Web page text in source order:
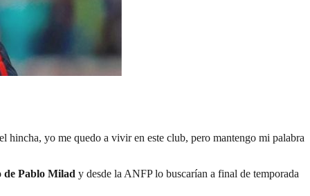
hincha, yo me quedo a vivir en este club, pero mantengo mi palabra
de Pablo Milad y desde la ANFP lo buscarían a final de temporada